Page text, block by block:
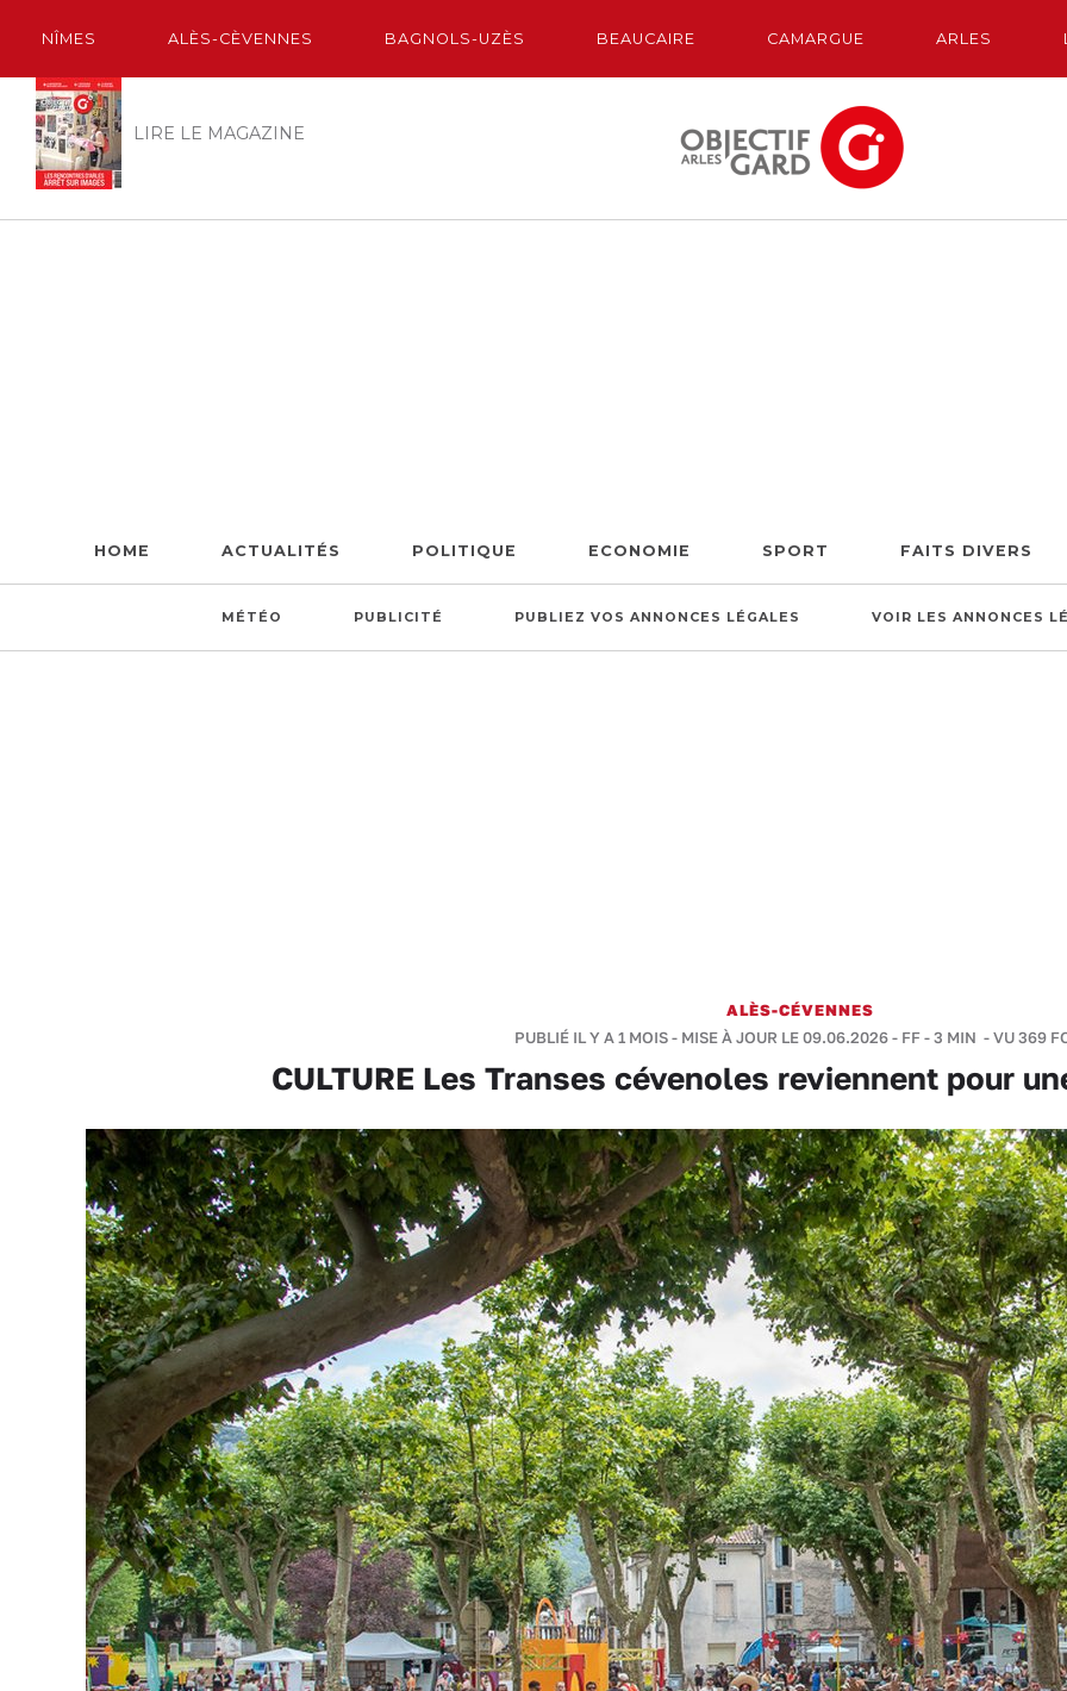
NÎMES ALÈS-CÈVENNES BAGNOLS-UZÈS BEAUCAIRE CAMARGUE ARLES
LIRE LE MAGAZINE
HOME ACTUALITÉS POLITIQUE ECONOMIE SPORT FAITS DIVERS
MÉTÉO PUBLICITÉ PUBLIEZ VOS ANNONCES LÉGALES VOIR LES ANNONCES
ALÈS-CÉVENNES
PUBLIÉ IL Y A 1 MOIS - MISE À JOUR LE 09.06.2026 - FF-3 MIN - VU 369
CULTURE Les Transes cévenoles reviennent pour